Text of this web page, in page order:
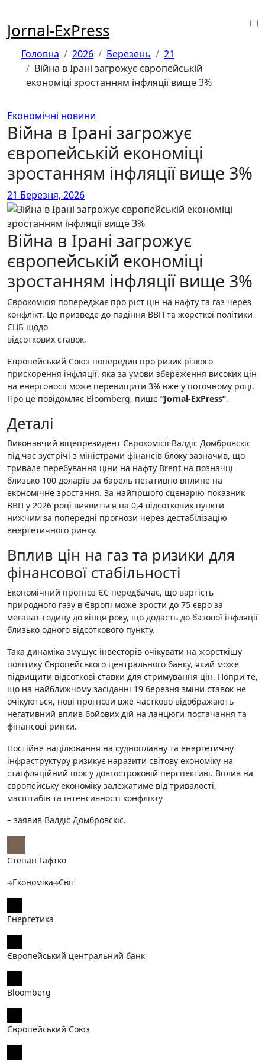
контенту
Jornal-ExPress
Головна 2026 Березень
21
Війна в Ірані загрожує європейській
економіці зростанням інфляції вище 3%
Економічні новини
Війна в Ірані загрожує
європейській економіці
зростанням інфляції вище 3%
21 Березня, 2026
Війна в Ірані загрожує
європейській економіці
зростанням інфляції вище 3%
Єврокомісія попереджає про ріст цін на нафту та газ через
конфлікт. Це призведе до падіння ВВП та жорсткої політики
ЄЦБ щодо
відсоткових ставок.
Європейський Союз попередив про ризик різкого
прискорення інфляції, яка за умови збереження високих цін
на енергоносії може перевищити 3% вже у поточному році.
Про це повідомляє Bloomberg, пише “Jornal-ExPress”.
Деталі
Виконавчий віцепрезидент Єврокомісії Валдіс Домбровскіс
під час зустрічі з міністрами фінансів блоку зазначив, що
тривале перебування ціни на нафту Brent на позначці
близько 100 доларів за барель негативно вплине на
економічне зростання. За найгіршого сценарію показник
ВВП у 2026 році виявиться на 0,4 відсоткових пункти
нижчим за попередні прогнози через дестабілізацію
енергетичного ринку.
Вплив цін на газ та ризики для
фінансової стабільності
Економічний прогноз ЄС передбачає, що вартість
природного газу в Європі може зрости до 75 євро за
мегават-годину до кінця року, що додасть до базової інфляції
близько одного відсоткового пункту.
Така динаміка змушує інвесторів очікувати на жорсткішу
політику Європейського центрального банку, який може
підвищити відсоткові ставки для стримування цін. Попри те,
що на найближчому засіданні 19 березня зміни ставок не
очікуються, нові прогнози вже частково відображають
негативний вплив бойових дій на ланцюги постачання та
фінансові ринки.
Постійне націлювання на судноплавну та енергетичну
інфраструктуру ризикує наразити світову економіку на
стагфляційний шок у довгостроковій перспективі. Вплив на
європейську економіку залежатиме від тривалості,
масштабів та інтенсивності конфлікту
– заявив Валдіс Домбровскіс.
Степан Гафтко
Економіка Світ
Енергетика
Європейський центральний банк
Bloomberg
Європейський Союз